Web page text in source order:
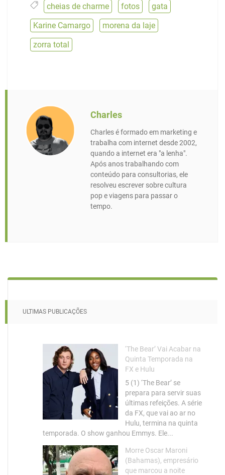
cheias de charme fotos gata
Karine Camargo
morena da laje
zorra total
Charles
Charles é formado em marketing e
trabalha com internet desde 2002,
quando a internet era "a lenha".
Após anos trabalhando com
conteúdo para consultorias, ele
resolveu escrever sobre cultura
pop e viagens para passar o
tempo.
ULTIMAS PUBLICAÇÕES
‘The Bear’ Vai Acabar na
Quinta Temporada na
FX e Hulu
5 (1) ‘The Bear’ se
prepara para servir suas
últimas refeições. A série
da FX, que vai ao ar no
Hulu, termina na quinta
temporada. O show ganhou Emmys. Ele...
Morre Oscar Maroni
(Bahamas), empresário
que marcou a noite